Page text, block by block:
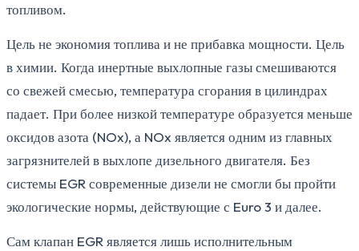
топливом.
Цель не экономия топлива и не прибавка мощности. Цель
в химии. Когда инертные выхлопные газы смешиваются
со свежей смесью, температура сгорания в цилиндрах
падает. При более низкой температуре образуется меньше
оксидов азота (NOx), а NOx является одним из главных
загрязнителей в выхлопе дизельного двигателя. Без
системы EGR современные дизели не смогли бы пройти
экологические нормы, действующие с Euro 3 и далее.
Сам клапан EGR является лишь исполнительным